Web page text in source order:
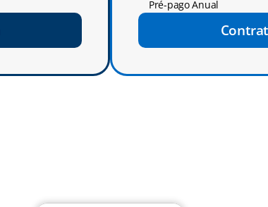
Pré-pago Anual